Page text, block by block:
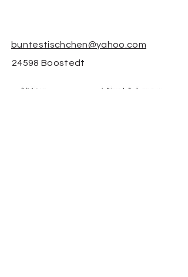
24598 Boostedt
buntestischchen@yahoo.com